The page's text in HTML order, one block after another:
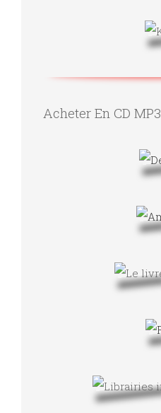
Acheter En CD MP3